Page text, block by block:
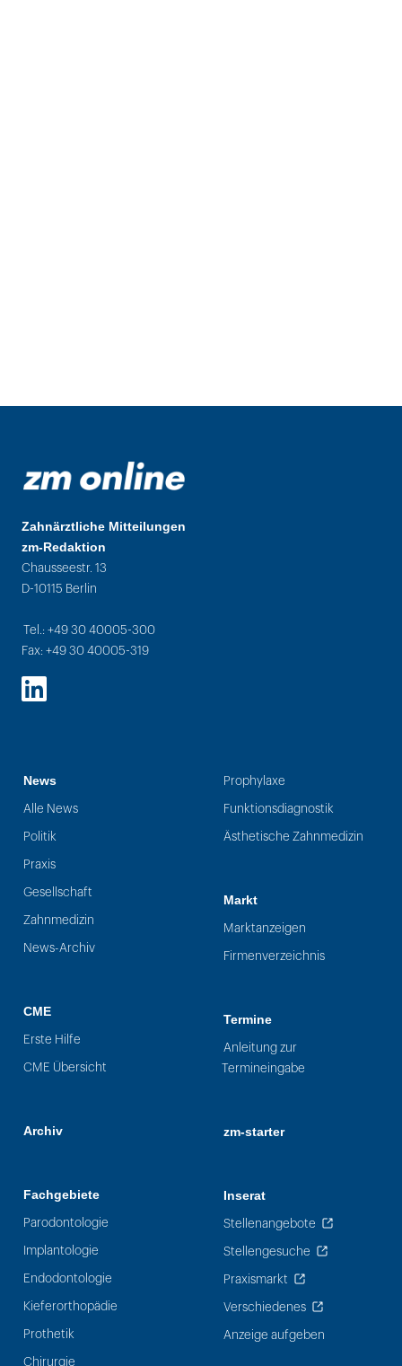
Zahnärztliche Mitteilungen
zm-Redaktion
Chausseestr. 13
D-10115 Berlin
Tel.: +49 30 40005-300
Fax: +49 30 40005-319
LinkedIn
News
Alle News
Politik
Praxis
Gesellschaft
Zahnmedizin
News-Archiv
CME
Erste Hilfe
CME Übersicht
Archiv
Fachgebiete
Parodontologie
Implantologie
Endodontologie
Kieferorthopädie
Prothetik
Chirurgie
Prophylaxe
Funktionsdiagnostik
Ästhetische Zahnmedizin
Markt
Marktanzeigen
Firmenverzeichnis
Termine
Anleitung zur
Termineingabe
zm-starter
Inserat
Stellenangebote
Stellengesuche
Praxismarkt
Verschiedenes
Anzeige aufgeben